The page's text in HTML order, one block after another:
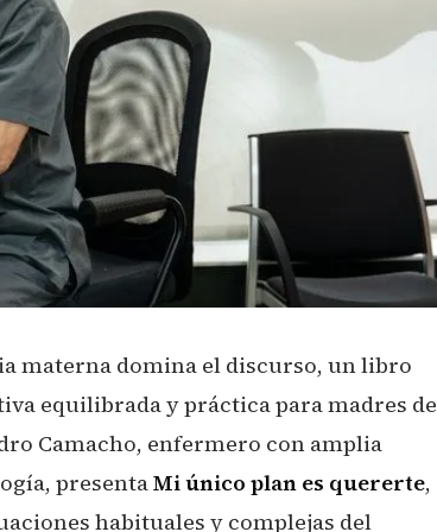
materna domina el discurso, un libro
equilibrada y práctica para madres de
Camacho, enfermero con amplia
presentaMi único plan es quererte,
habituales y complejas del